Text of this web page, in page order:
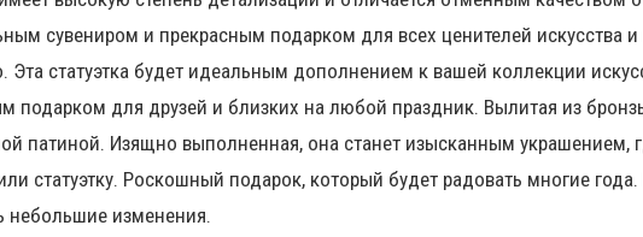
сувениром и прекрасным подарком для всех ценителей искусства
Эта статуэтка будет идеальным дополнением к вашей коллекции
подарком для друзей и близких на любой праздник. Вылитая из
патиной. Изящно выполненная, она станет изысканным украшением,
статуэтку. Роскошный подарок, который будет радовать многие года.
небольшие изменения.